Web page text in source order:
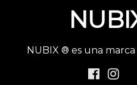
NUBIX ® es una